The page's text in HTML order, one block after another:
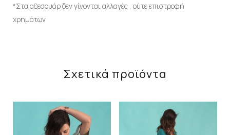
*Στα αξεσουάρ δεν γίνονται αλλαγές , ούτε επιστροφή
χρημάτων
Σχετικά προϊόντα